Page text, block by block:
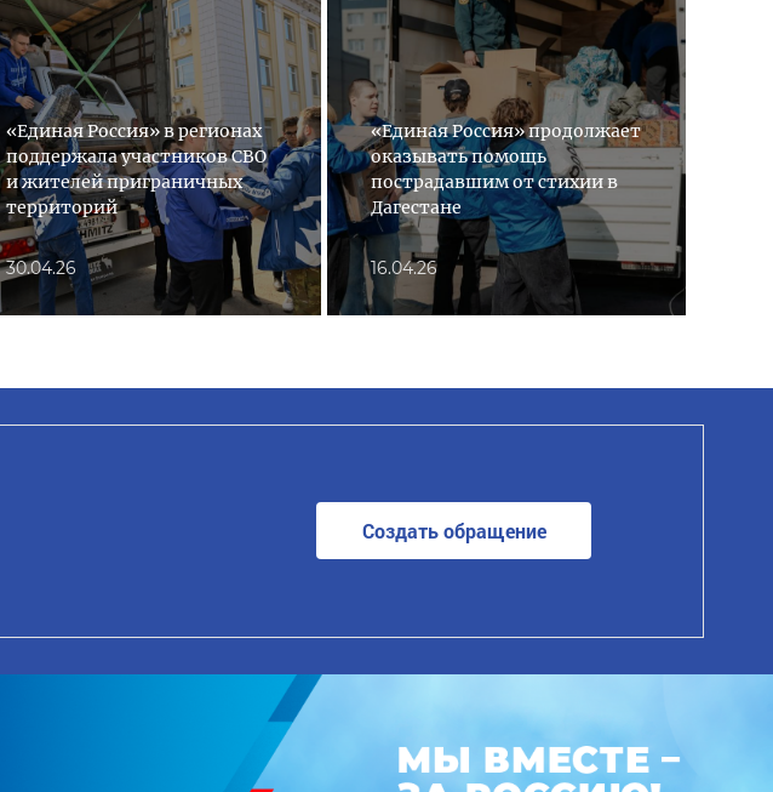
«Единая Россия» в регионах
поддержала участников СВО
и жителей приграничных
территорий
30.04.26
«Единая Россия» продолжает
оказывать помощь
пострадавшим от стихии в
Дагестане
16.04.26
Создать обращение